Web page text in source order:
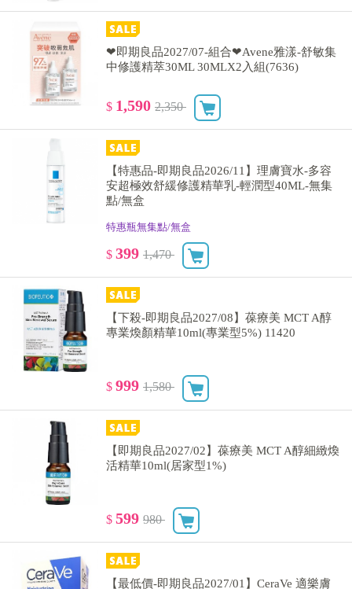
❤即期良品2027/07-組合❤Avene雅漾-舒敏集
中修護精萃30ML 30MLX2入組(7636)
$ 1,590 2,350
【特惠品-即期良品2026/11】理膚寶水-多容
安超極效舒緩修護精華乳-輕潤型40ML-無集
點/無盒
特惠瓶無集點/無盒
$ 399 1,470
【下殺-即期良品2027/08】葆療美 MCT A醇
專業煥顏精華10ml(專業型5%) 11420
$ 999 1,580
【即期良品2027/02】葆療美 MCT A醇細緻煥
活精華10ml(居家型1%)
$ 599 980
【最低價-即期良品2027/01】CeraVe 適樂膚